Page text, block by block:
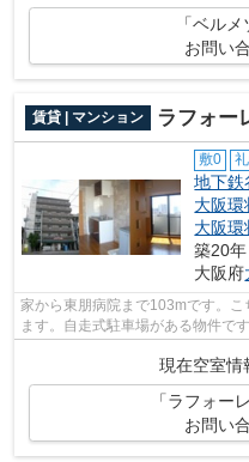
「ベル
お問い
賃貸 | マンション ラフォー
敷0
地下鉄
大阪環
大阪環
築20年
大阪府
家から東朋病院まで103mです。
ます。自走式駐車場がある物件で
現在空室情
「ラフォー
お問い